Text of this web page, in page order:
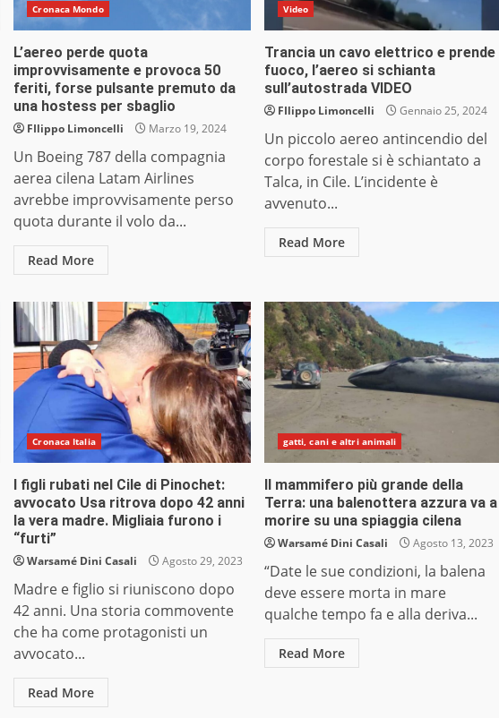
Cronaca Mondo
L’aereo perde quota
improvvisamente e provoca 50
feriti, forse pulsante premuto da
una hostess per sbaglio
FIlippo Limoncelli Marzo 19, 2024
Un Boeing 787 della compagnia
aerea cilena Latam Airlines
avrebbe improvvisamente perso
quota durante il volo da...
Read More
Video
Trancia un cavo elettrico e prende
fuoco, l’aereo si schianta
sull’autostrada VIDEO
FIlippo Limoncelli Gennaio 25, 2024
Un piccolo aereo antincendio del
corpo forestale si è schiantato a
Talca, in Cile. L’incidente è
avvenuto...
Read More
Cronaca Italia
I figli rubati nel Cile di Pinochet:
avvocato Usa ritrova dopo 42 anni
la vera madre. Migliaia furono i
“furti”
Warsamé Dini Casali Agosto 29, 2023
Madre e figlio si riuniscono dopo
42 anni. Una storia commovente
che ha come protagonisti un
avvocato...
Read More
gatti, cani e altri animali
Il mammifero più grande della
Terra: una balenottera azzura va a
morire su una spiaggia cilena
Warsamé Dini Casali Agosto 13, 2023
“Date le sue condizioni, la balena
deve essere morta in mare
qualche tempo fa e alla deriva...
Read More